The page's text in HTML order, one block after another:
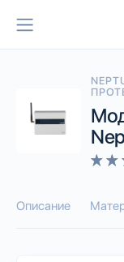
Описание